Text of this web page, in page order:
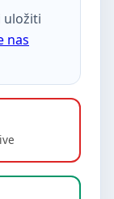
uložiti
nas